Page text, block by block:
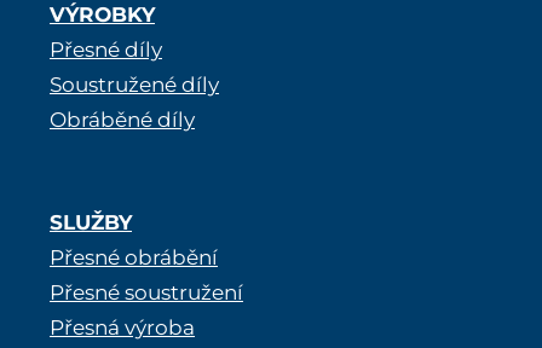
VÝROBKY
Přesné díly
Soustružené díly
Obráběné díly
SLUŽBY
Přesné obrábění
Přesné soustružení
Přesná výroba